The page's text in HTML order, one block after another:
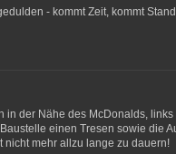
- kommt Zeit, kommt
in der Nähe des McDonalds,
einen Tresen sowie die
nicht mehr allzu lange zu dauern!